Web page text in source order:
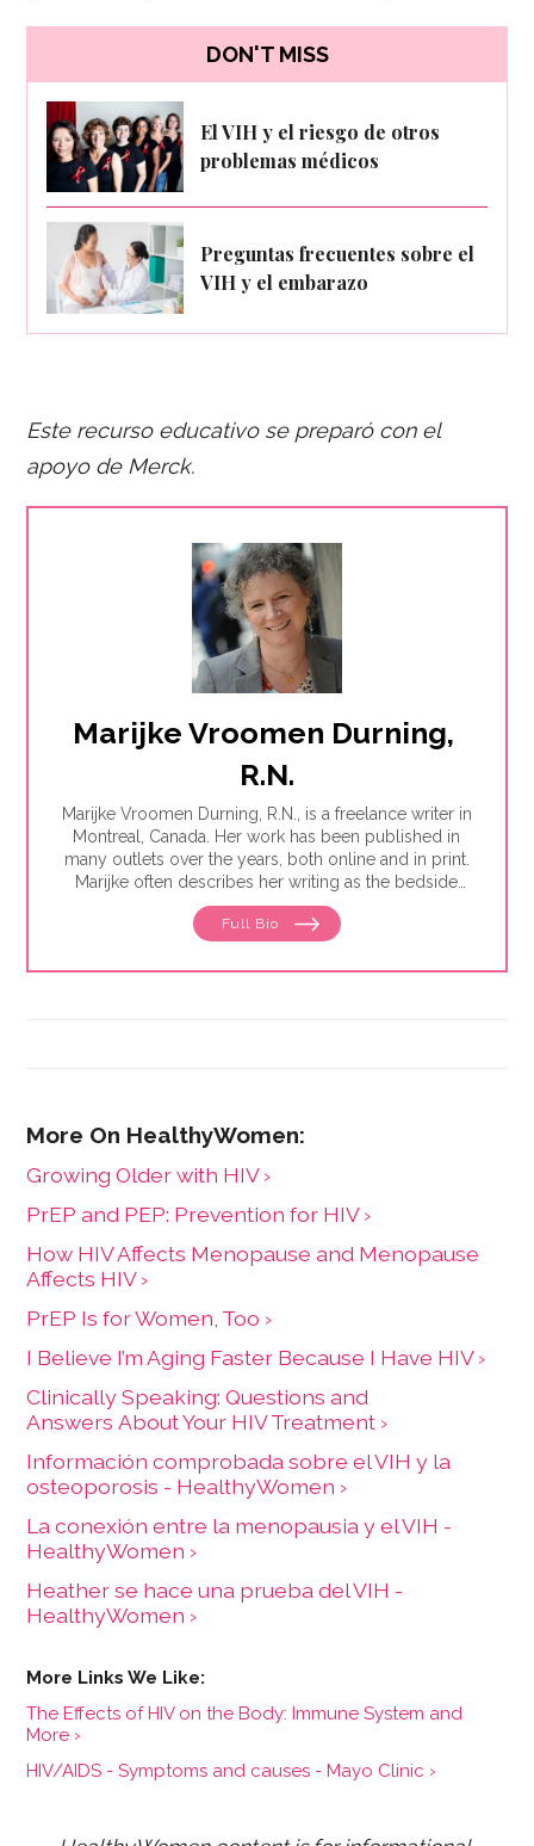
DON'T MISS
El VIH y el riesgo de otros
problemas médicos
Preguntas frecuentes sobre el
VIH y el embarazo
Este recurso educativo se preparó con el
apoyo de Merck.
Marijke Vroomen Durning,
R.N.
Marijke Vroomen Durning, R.N., is a freelance writer in
Montreal, Canada. Her work has been published in
many outlets over the years, both online and in print.
Marijke often describes her writing as the bedside
teaching nurses want to do but rarely have the time
for. Her experience working in healthcare has taught
to share it. One such need is medication and drug
Full Bio
Growing Older with HIV ›
PrEP and PEP: Prevention for HIV ›
How HIV Affects Menopause and Menopause
Affects HIV ›
PrEP Is for Women, Too ›
I Believe I’m Aging Faster Because I Have HIV ›
Clinically Speaking: Questions and
Answers About Your HIV Treatment ›
Información comprobada sobre el VIH y la
osteoporosis - HealthyWomen ›
La conexión entre la menopausia y el VIH -
HealthyWomen ›
Heather se hace una prueba del VIH -
HealthyWomen ›
The Effects of HIV on the Body: Immune System and
More ›
HIV/AIDS - Symptoms and causes - Mayo Clinic ›